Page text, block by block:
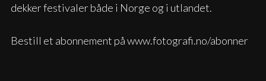
dekker festivaler både i Norge og i utlandet.
Bestill et abonnement på www.fotografi.no/abonner